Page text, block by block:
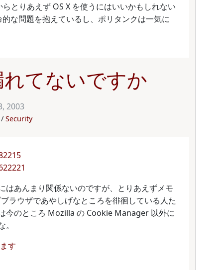
とりあえず OS X を使うにはいいかもしれない
な問題を抱えているし、ポリタンクは一気に
てないですか
2003
Security
はあんまり関係ないのですが、とりあえずメモ
ラウザであやしげなところを徘徊している人た
今のところ Mozilla の Cookie Manager 以外に
す